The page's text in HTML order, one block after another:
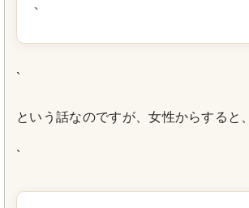
`
`
という話なのですが、女性からすると、
`